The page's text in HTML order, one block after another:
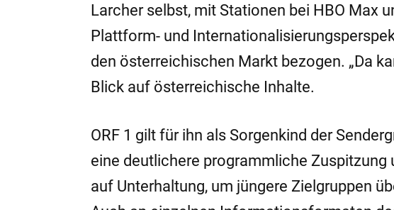
Larcher selbst, mit Stationen bei HBO Max
Plattform- und
den österreichischen Markt bezogen. „Da
Blick auf österreichische Inhalte.
ORF 1 gilt für ihn als Sorgenkind der
eine deutlichere programmliche
auf Unterhaltung, um jüngere Zielgruppen